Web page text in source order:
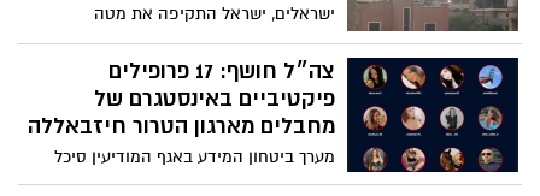
ישראלים, ישראל התקיפה את מטה
חיזבאללה בביירות. יעד התקיפה- מזכ"ל
הארגון חסן נסראללה. כוננות בישראל ממטח
טילים לעומק המדינה
צה״ל חושף: 17 פרופילים
פיקטיביים באינסטגרם של
מחבלים מארגון הטרור חיזבאללה
מערך ביטחון המידע באגף המודיעין סיכל
בפעילות ייחודית תשתית של עשרות פרופילים